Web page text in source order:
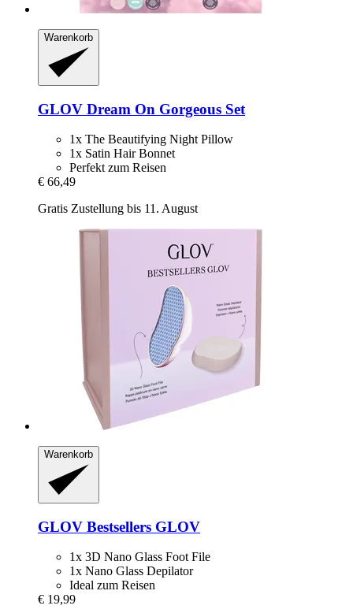
Warenkorb
GLOV Dream On Gorgeous Set
1x The Beautifying Night Pillow
1x Satin Hair Bonnet
Perfekt zum Reisen
€ 66,49
Gratis Zustellung bis 11. August
Warenkorb
GLOV Bestsellers GLOV
1x 3D Nano Glass Foot File
1x Nano Glass Depilator
Ideal zum Reisen
€ 19,99